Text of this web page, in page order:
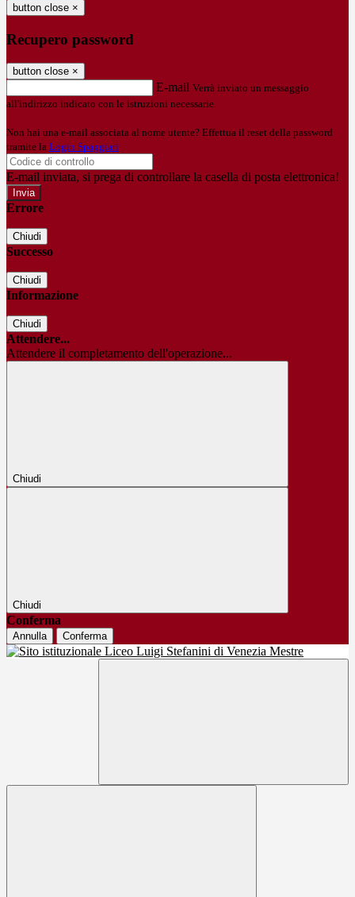
button close ×
Recupero password
button close ×
E-mail Verrà inviato un messaggio
all'indirizzo indicato con le istruzioni necessarie.
Non hai una e-mail associata al nome utente? Effettua il reset della password
tramite la Login Spaggiari
E-mail inviata, si prega di controllare la casella di posta elettronica!
Errore
Chiudi
Successo
Chiudi
Informazione
Chiudi
Attendere...
Attendere il completamento dell'operazione...
Chiudi
Chiudi
Conferma
Annulla Conferma